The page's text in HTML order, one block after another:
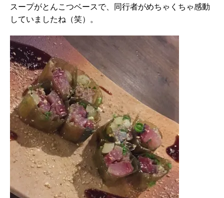
スープがとんこつベースで、同行者がめちゃくちゃ感動
していましたね（笑）。